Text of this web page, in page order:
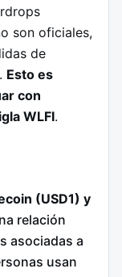
son oficiales,
de
Esto es
con
WLFI.
(USD1) y
relación
asociadas a
usan